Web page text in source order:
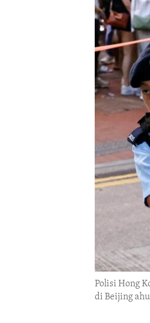
IDEALS AND INSTITUTIONS
Polisi Hong
di Beijing